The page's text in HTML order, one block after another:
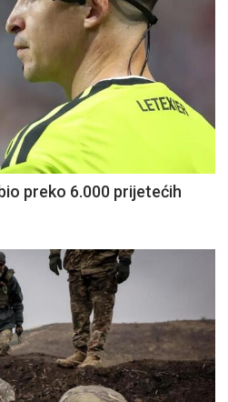
preko 6.000 prijetećih